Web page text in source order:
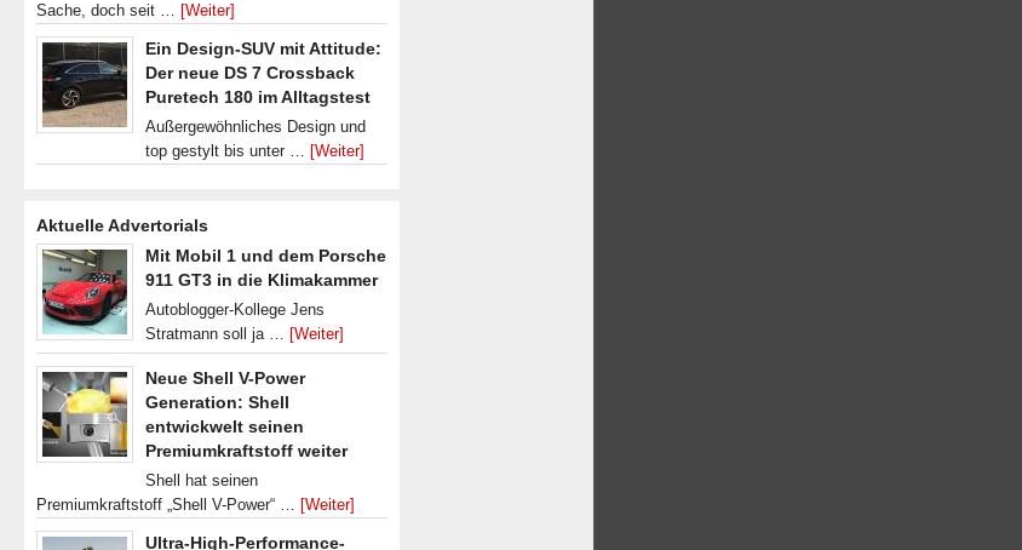
Sache, doch seit … [Weiter]
Ein Design-SUV mit Attitude:
Der neue DS 7 Crossback
Puretech 180 im Alltagstest
Außergewöhnliches Design und
top gestylt bis unter … [Weiter]
Aktuelle Advertorials
Mit Mobil 1 und dem Porsche
911 GT3 in die Klimakammer
Autoblogger-Kollege Jens
Stratmann soll ja … [Weiter]
Neue Shell V-Power
Generation: Shell
entwickwelt seinen
Premiumkraftstoff weiter
Shell hat seinen
Premiumkraftstoff „Shell V-Power“ … [Weiter]
Ultra-High-Performance-